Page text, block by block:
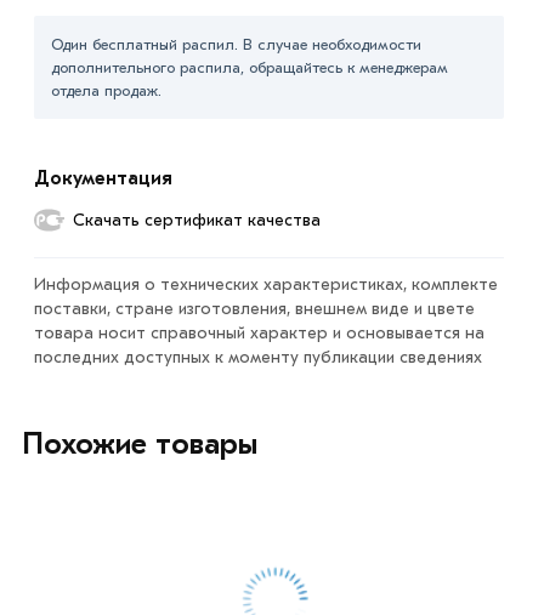
менеджеры обработают заказ и свяжутся с Вами для
согласования условий доставки или самовывоза.
купленного товарa в течение 7 дней (наличие чека
обязательно).
Один бесплатный распил. В случае необходимости
дополнительного распила, обращайтесь к менеджерам
отдела продаж.
Документация
Скачать сертификат качества
Информация о технических характеристиках, комплекте
поставки, стране изготовления, внешнем виде и цвете
товара носит справочный характер и основывается на
последних доступных к моменту публикации сведениях
Похожие товары